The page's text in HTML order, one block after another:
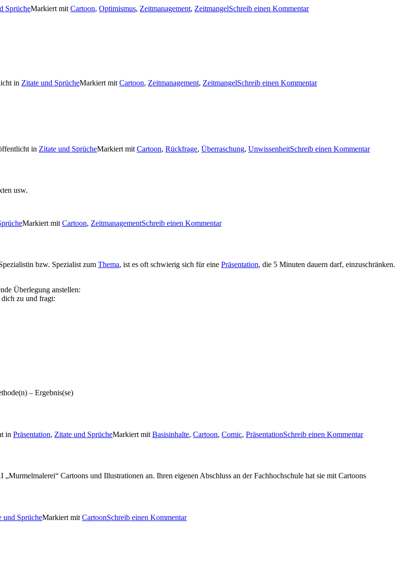
SprücheMarkiert mit Cartoon, Optimismus, Zeitmanagement, ZeitmangelSchreib einen Kommentar
in Zitate und SprücheMarkiert mit Cartoon, Zeitmanagement, ZeitmangelSchreib einen Kommentar
in Zitate und SprücheMarkiert mitCartoon, Rückfrage, Überraschung, UnwissenheitSchreib einen Kommentar
usw.
Markiert mit Cartoon, ZeitmanagementSchreib einen Kommentar
bzw. Spezialist zum Thema, ist es oft schwierig sich für eine Präsentation, die 5 Minuten dauern darf, einzuschränken.
Überlegung anstellen:
zu und fragt:
– Ergebnis(se)
in Präsentation, Zitate und SprücheMarkiert mit Basisinhalte, Cartoon, Comic, PräsentationSchreib einen Kommentar
Cartoons und Illustrationen an. Ihren eigenen Abschluss an der Fachhochschule hat sie mit Cartoons
und SprücheMarkiert mit CartoonSchreib einen Kommentar